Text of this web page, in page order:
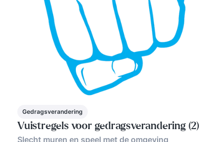
Gedragsverandering
Vuistregels voor gedragsverandering (2)
Slecht muren en speel met de omgeving